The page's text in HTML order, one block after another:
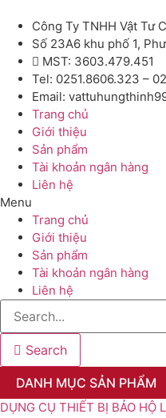
Công Ty TNHH Vật Tư
Số 23A6 khu phố 1,
MST: 3603.479.451
Tel: 0251.8606.323 –
Email:
Trang chủ
Giới thiệu
Sản phẩm
Tài khoản ngân hàng
Liên hệ
Menu
Trang chủ
Giới thiệu
Sản phẩm
Tài khoản ngân hàng
Liên hệ
Search
DANH MỤC SẢN PHẨM
DỤNG CỤ THIẾT BỊ BẢO HỘ